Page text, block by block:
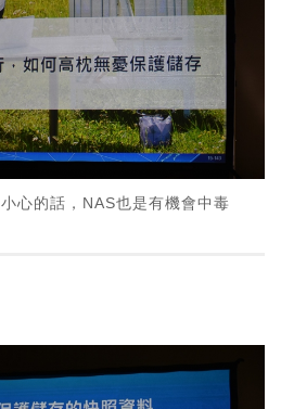
心的話，NAS也是有機會中毒